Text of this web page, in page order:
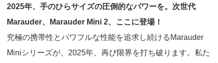
2025年、手のひらサイズの圧倒的なパワーを。次世代
Marauder、 Marauder Mini 2、ここに登場！
究極の携帯性とパワフルな性能を追求し続ける Marauder
Miniシリーズが、 2025年、再び限界を打ち破ります。私た